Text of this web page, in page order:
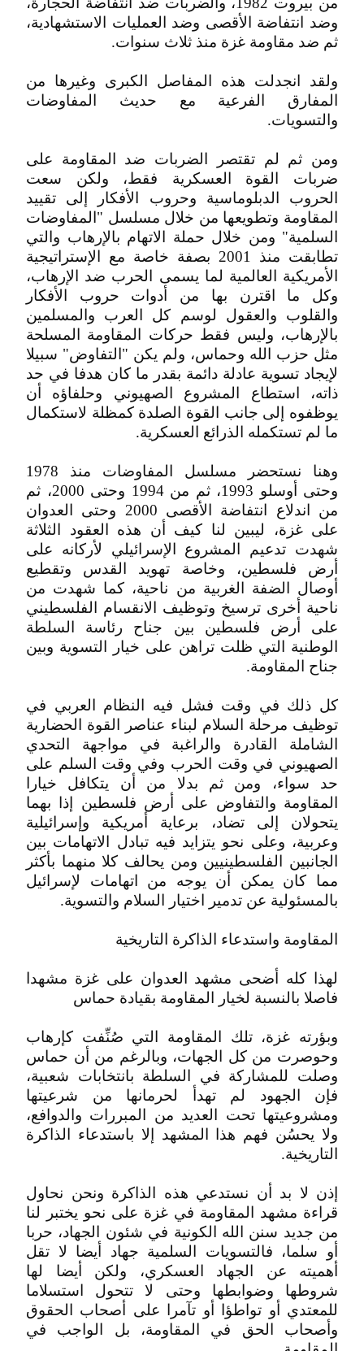
وضد انتفاضة الأقصى وضد العمليات الاستشهادية،
ثم ضد مقاومة غزة منذ ثلاث سنوات.
ولقد انجدلت هذه المفاصل الكبرى وغيرها من
المفارق الفرعية مع حديث المفاوضات
والتسويات.
ومن ثم لم تقتصر الضربات ضد المقاومة على
ضربات القوة العسكرية فقط، ولكن سعت
الحروب الدبلوماسية وحروب الأفكار إلى تقييد
المقاومة وتطويعها من خلال مسلسل "المفاوضات
السلمية" ومن خلال حملة الاتهام بالإرهاب والتي
تطابقت منذ 2001 بصفة خاصة مع الإستراتيجية
الأمريكية العالمية لما يسمى الحرب ضد الإرهاب،
وكل ما اقترن بها من أدوات حروب الأفكار
والقلوب والعقول لوسم كل العرب والمسلمين
بالإرهاب، وليس فقط حركات المقاومة المسلحة
مثل حزب الله وحماس، ولم يكن "التفاوض" سبيلا
لإيجاد تسوية عادلة دائمة بقدر ما كان هدفا في حد
ذاته، استطاع المشروع الصهيوني وحلفاؤه أن
يوظفوه إلى جانب القوة الصلدة كمظلة لاستكمال
ما لم تستكمله الذرائع العسكرية.
وهنا نستحضر مسلسل المفاوضات منذ 1978
وحتى أوسلو 1993، ثم من 1994 وحتى 2000، ثم
من اندلاع انتفاضة الأقصى 2000 وحتى العدوان
على غزة، ليبين لنا كيف أن هذه العقود الثلاثة
شهدت تدعيم المشروع الإسرائيلي لأركانه على
أرض فلسطين، وخاصة تهويد القدس وتقطيع
أوصال الضفة الغربية من ناحية، كما شهدت من
ناحية أخرى ترسيخ وتوظيف الانقسام الفلسطيني
على أرض فلسطين بين جناح رئاسة السلطة
الوطنية التي ظلت تراهن على خيار التسوية وبين
جناح المقاومة.
كل ذلك في وقت فشل فيه النظام العربي في
توظيف مرحلة السلام لبناء عناصر القوة الحضارية
الشاملة القادرة والراغبة في مواجهة التحدي
الصهيوني في وقت الحرب وفي وقت السلم على
حد سواء، ومن ثم بدلا من أن يتكافل خيارا
المقاومة والتفاوض على أرض فلسطين إذا بهما
يتحولان إلى تضاد، برعاية أمريكية وإسرائيلية
وعربية، وعلى نحو يتزايد فيه تبادل الاتهامات بين
الجانبين الفلسطينيين ومن يحالف كلا منهما بأكثر
مما كان يمكن أن يوجه من اتهامات لإسرائيل
بالمسئولية عن تدمير اختيار السلام والتسوية.
المقاومة واستدعاء الذاكرة التاريخية
لهذا كله أضحى مشهد العدوان على غزة مشهدا
فاصلا بالنسبة لخيار المقاومة بقيادة حماس
وبؤرته غزة، تلك المقاومة التي صُنِّفت كإرهاب
وحوصرت من كل الجهات، وبالرغم من أن حماس
وصلت للمشاركة في السلطة بانتخابات شعبية،
فإن الجهود لم تهدأ لحرمانها من شرعيتها
ومشروعيتها تحت العديد من المبررات والدوافع،
ولا يحسُن فهم هذا المشهد إلا باستدعاء الذاكرة
التاريخية.
إذن لا بد أن نستدعي هذه الذاكرة ونحن نحاول
قراءة مشهد المقاومة في غزة على نحو يختبر لنا
من جديد سنن الله الكونية في شئون الجهاد، حربا
أو سلما، فالتسويات السلمية جهاد أيضا لا تقل
أهميته عن الجهاد العسكري، ولكن أيضا لها
شروطها وضوابطها وحتى لا تتحول استسلاما
للمعتدي أو تواطؤا أو تآمرا على أصحاب الحقوق
وأصحاب الحق في المقاومة، بل الواجب في